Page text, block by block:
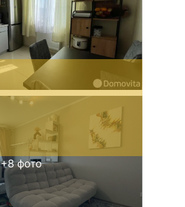
+8фото